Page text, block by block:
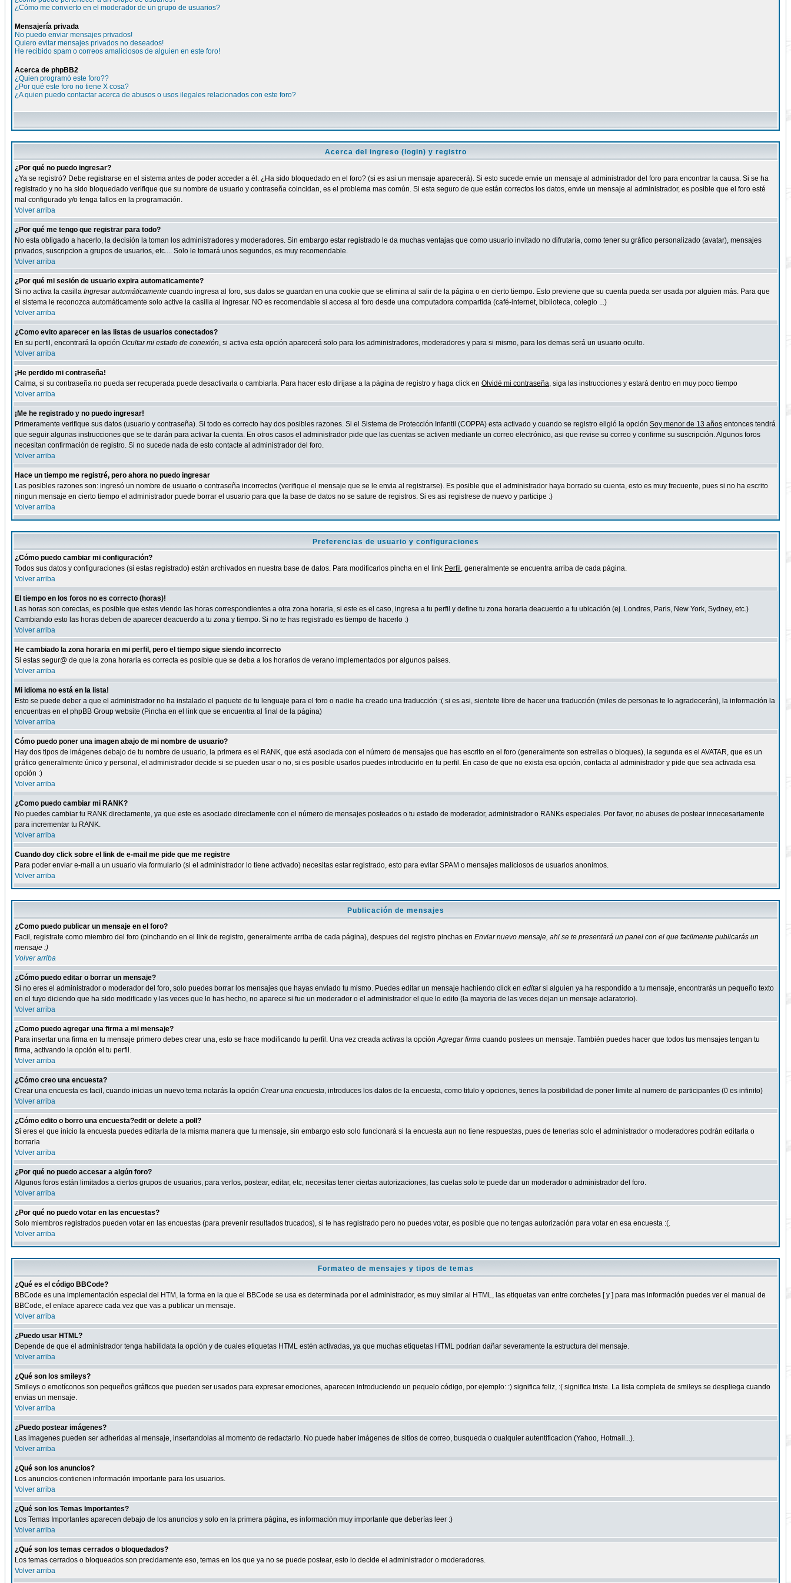
¿Cómo me convierto en el moderador de un grupo de usuarios?
Mensajería privada
No puedo enviar mensajes privados!
Quiero evitar mensajes privados no deseados!
He recibido spam o correos amaliciosos de alguien en este foro!
Acerca de phpBB2
¿Quien programó este foro??
¿Por qué este foro no tiene X cosa?
¿A quien puedo contactar acerca de abusos o usos ilegales relacionados con este foro?
Acerca del ingreso (login) y registro
¿Por qué no puedo ingresar?
¿Ya se registró? Debe registrarse en el sistema antes de poder acceder a él. ¿Ha sido bloquedado en el foro? (si es asi un mensaje aparecerá). Si esto sucede envie un mensaje al administrador del foro para encontrar la causa. Si se ha
registrado y no ha sido bloquedado verifique que su nombre de usuario y contraseña coincidan, es el problema mas común. Si esta seguro de que están correctos los datos, envie un mensaje al administrador, es posible que el foro esté
mal configurado y/o tenga fallos en la programación.
Volver arriba
¿Por qué me tengo que registrar para todo?
No esta obligado a hacerlo, la decisión la toman los administradores y moderadores. Sin embargo estar registrado le da muchas ventajas que como usuario invitado no difrutaría, como tener su gráfico personalizado (avatar), mensajes
privados, suscripcion a grupos de usuarios, etc.... Solo le tomará unos segundos, es muy recomendable.
Volver arriba
¿Por qué mi sesión de usuario expira automaticamente?
Si no activa la casilla Ingresar automáticamente cuando ingresa al foro, sus datos se guardan en una cookie que se elimina al salir de la página o en cierto tiempo. Esto previene que su cuenta pueda ser usada por alguien más. Para que
el sistema le reconozca automáticamente solo active la casilla al ingresar. NO es recomendable si accesa al foro desde una computadora compartida (café-internet, biblioteca, colegio ...)
Volver arriba
¿Como evito aparecer en las listas de usuarios conectados?
En su perfil, encontrará la opción Ocultar mi estado de conexión, si activa esta opción aparecerá solo para los administradores, moderadores y para si mismo, para los demas será un usuario oculto.
Volver arriba
¡He perdido mi contraseña!
Calma, si su contraseña no pueda ser recuperada puede desactivarla o cambiarla. Para hacer esto dirijase a la página de registro y haga click en Olvidé mi contraseña, siga las instrucciones y estará dentro en muy poco tiempo
Volver arriba
¡Me he registrado y no puedo ingresar!
Primeramente verifique sus datos (usuario y contraseña). Si todo es correcto hay dos posibles razones. Si el Sistema de Protección Infantil (COPPA) esta activado y cuando se registro eligió la opción Soy menor de 13 años entonces tendrá
que seguir algunas instrucciones que se te darán para activar la cuenta. En otros casos el administrador pide que las cuentas se activen mediante un correo electrónico, asi que revise su correo y confirme su suscripción. Algunos foros
necesitan confirmación de registro. Si no sucede nada de esto contacte al administrador del foro.
Volver arriba
Hace un tiempo me registré, pero ahora no puedo ingresar
Las posibles razones son: ingresó un nombre de usuario o contraseña incorrectos (verifique el mensaje que se le envia al registrarse). Es posible que el administrador haya borrado su cuenta, esto es muy frecuente, pues si no ha escrito
ningun mensaje en cierto tiempo el administrador puede borrar el usuario para que la base de datos no se sature de registros. Si es asi registrese de nuevo y participe :)
Volver arriba
Preferencias de usuario y configuraciones
¿Cómo puedo cambiar mi configuración?
Todos sus datos y configuraciones (si estas registrado) están archivados en nuestra base de datos. Para modificarlos pincha en el link Perfil , generalmente se encuentra arriba de cada página.
Volver arriba
El tiempo en los foros no es correcto (horas)!
Las horas son corectas, es posible que estes viendo las horas correspondientes a otra zona horaria, si este es el caso, ingresa a tu perfil y define tu zona horaria deacuerdo a tu ubicación (ej. Londres, Paris, New York, Sydney, etc.)
Cambiando esto las horas deben de aparecer deacuerdo a tu zona y tiempo. Si no te has registrado es tiempo de hacerlo :)
Volver arriba
He cambiado la zona horaria en mi perfil, pero el tiempo sigue siendo incorrecto
Si estas segur@ de que la zona horaria es correcta es posible que se deba a los horarios de verano implementados por algunos paises.
Volver arriba
Mi idioma no está en la lista!
Esto se puede deber a que el administrador no ha instalado el paquete de tu lenguaje para el foro o nadie ha creado una traducción :( si es asi, sientete libre de hacer una traducción (miles de personas te lo agradecerán), la información la
encuentras en el phpBB Group website (Pincha en el link que se encuentra al final de la página)
Volver arriba
Cómo puedo poner una imagen abajo de mi nombre de usuario?
Hay dos tipos de imágenes debajo de tu nombre de usuario, la primera es el RANK, que está asociada con el número de mensajes que has escrito en el foro (generalmente son estrellas o bloques), la segunda es el AVATAR, que es un
gráfico generalmente único y personal, el administrador decide si se pueden usar o no, si es posible usarlos puedes introducirlo en tu perfil. En caso de que no exista esa opción, contacta al administrador y pide que sea activada esa
opción :)
Volver arriba
¿Como puedo cambiar mi RANK?
No puedes cambiar tu RANK directamente, ya que este es asociado directamente con el número de mensajes posteados o tu estado de moderador, administrador o RANKs especiales. Por favor, no abuses de postear innecesariamente
para incrementar tu RANK.
Volver arriba
Cuando doy click sobre el link de e-mail me pide que me registre
Para poder enviar e-mail a un usuario via formulario (si el administrador lo tiene activado) necesitas estar registrado, esto para evitar SPAM o mensajes maliciosos de usuarios anonimos.
Volver arriba
Publicación de mensajes
¿Como puedo publicar un mensaje en el foro?
Facil, registrate como miembro del foro (pinchando en el link de registro, generalmente arriba de cada página), despues del registro pinchas en Enviar nuevo mensaje, ahi se te presentará un panel con el que facilmente publicarás un
mensaje :)
Volver arriba
¿Cómo puedo editar o borrar un mensaje?
Si no eres el administrador o moderador del foro, solo puedes borrar los mensajes que hayas enviado tu mismo. Puedes editar un mensaje hachiendo click en editarsi alguien ya ha respondido a tu mensaje, encontrarás un pequeño texto
en el tuyo diciendo que ha sido modificado y las veces que lo has hecho, no aparece si fue un moderador o el administrador el que lo edito (la mayoria de las veces dejan un mensaje aclaratorio).
Volver arriba
¿Como puedo agregar una firma a mi mensaje?
Para insertar una firma en tu mensaje primero debes crear una, esto se hace modificando tu perfil. Una vez creada activas la opciónAgregar firma cuando postees un mensaje. También puedes hacer que todos tus mensajes tengan tu
firma, activando la opción el tu perfil.
Volver arriba
¿Cómo creo una encuesta?
Crear una encuesta es facil, cuando inicias un nuevo tema notarás la opción Crear una encuesta, introduces los datos de la encuesta, como titulo y opciones, tienes la posibilidad de poner limite al numero de participantes (0 es infinito)
Volver arriba
¿Cómo edito o borro una encuesta?edit or delete a poll?
Si eres el que inicio la encuesta puedes editarla de la misma manera que tu mensaje, sin embargo esto solo funcionará si la encuesta aun no tiene respuestas, pues de tenerlas solo el administrador o moderadores podrán editarla o
borrarla
Volver arriba
¿Por qué no puedo accesar a algún foro?
Algunos foros están limitados a ciertos grupos de usuarios, para verlos, postear, editar, etc, necesitas tener ciertas autorizaciones, las cuelas solo te puede dar un moderador o administrador del foro.
Volver arriba
¿Por qué no puedo votar en las encuestas?
Solo miembros registrados pueden votar en las encuestas (para prevenir resultados trucados), si te has registrado pero no puedes votar, es posible que no tengas autorización para votar en esa encuesta :(.
Volver arriba
Formateo de mensajes y tipos de temas
¿Qué es el código BBCode?
BBCode es una implementación especial del HTM, la forma en la que el BBCode se usa es determinada por el administrador, es muy similar al HTML, las etiquetas van entre corchetes [ y ] para mas información puedes ver el manual de
BBCode, el enlace aparece cada vez que vas a publicar un mensaje.
Volver arriba
¿Puedo usar HTML?
Depende de que el administrador tenga habilidata la opción y de cuales etiquetas HTML estén activadas, ya que muchas etiquetas HTML podrian dañar severamente la estructura del mensaje.
Volver arriba
¿Qué son los smileys?
Smileys o emotíconos son pequeños gráficos que pueden ser usados para expresar emociones, aparecen introduciendo un pequelo código, por ejemplo: :) significa feliz, :( significa triste. La lista completa de smileys se despliega cuando
envias un mensaje.
Volver arriba
¿Puedo postear imágenes?
Las imagenes pueden ser adheridas al mensaje, insertandolas al momento de redactarlo. No puede haber imágenes de sitios de correo, busqueda o cualquier autentificacion (Yahoo, Hotmail...).
Volver arriba
¿Qué son los anuncios?
Los anuncios contienen información importante para los usuarios.
Volver arriba
¿Qué son los Temas Importantes?
Los Temas Importantes aparecen debajo de los anuncios y solo en la primera página, es información muy importante que deberías leer :)
Volver arriba
¿Qué son los temas cerrados o bloquedados?
Los temas cerrados o bloqueados son precidamente eso, temas en los que ya no se puede postear, esto lo decide el administrador o moderadores.
Volver arriba